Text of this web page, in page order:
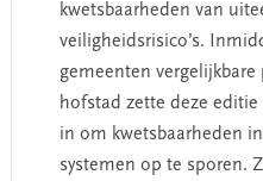
kwetsbaarheden van
veiligheidsrisico’s.
gemeenten
hofstad zette deze
in om kwetsbaarheden
systemen op te sporen.